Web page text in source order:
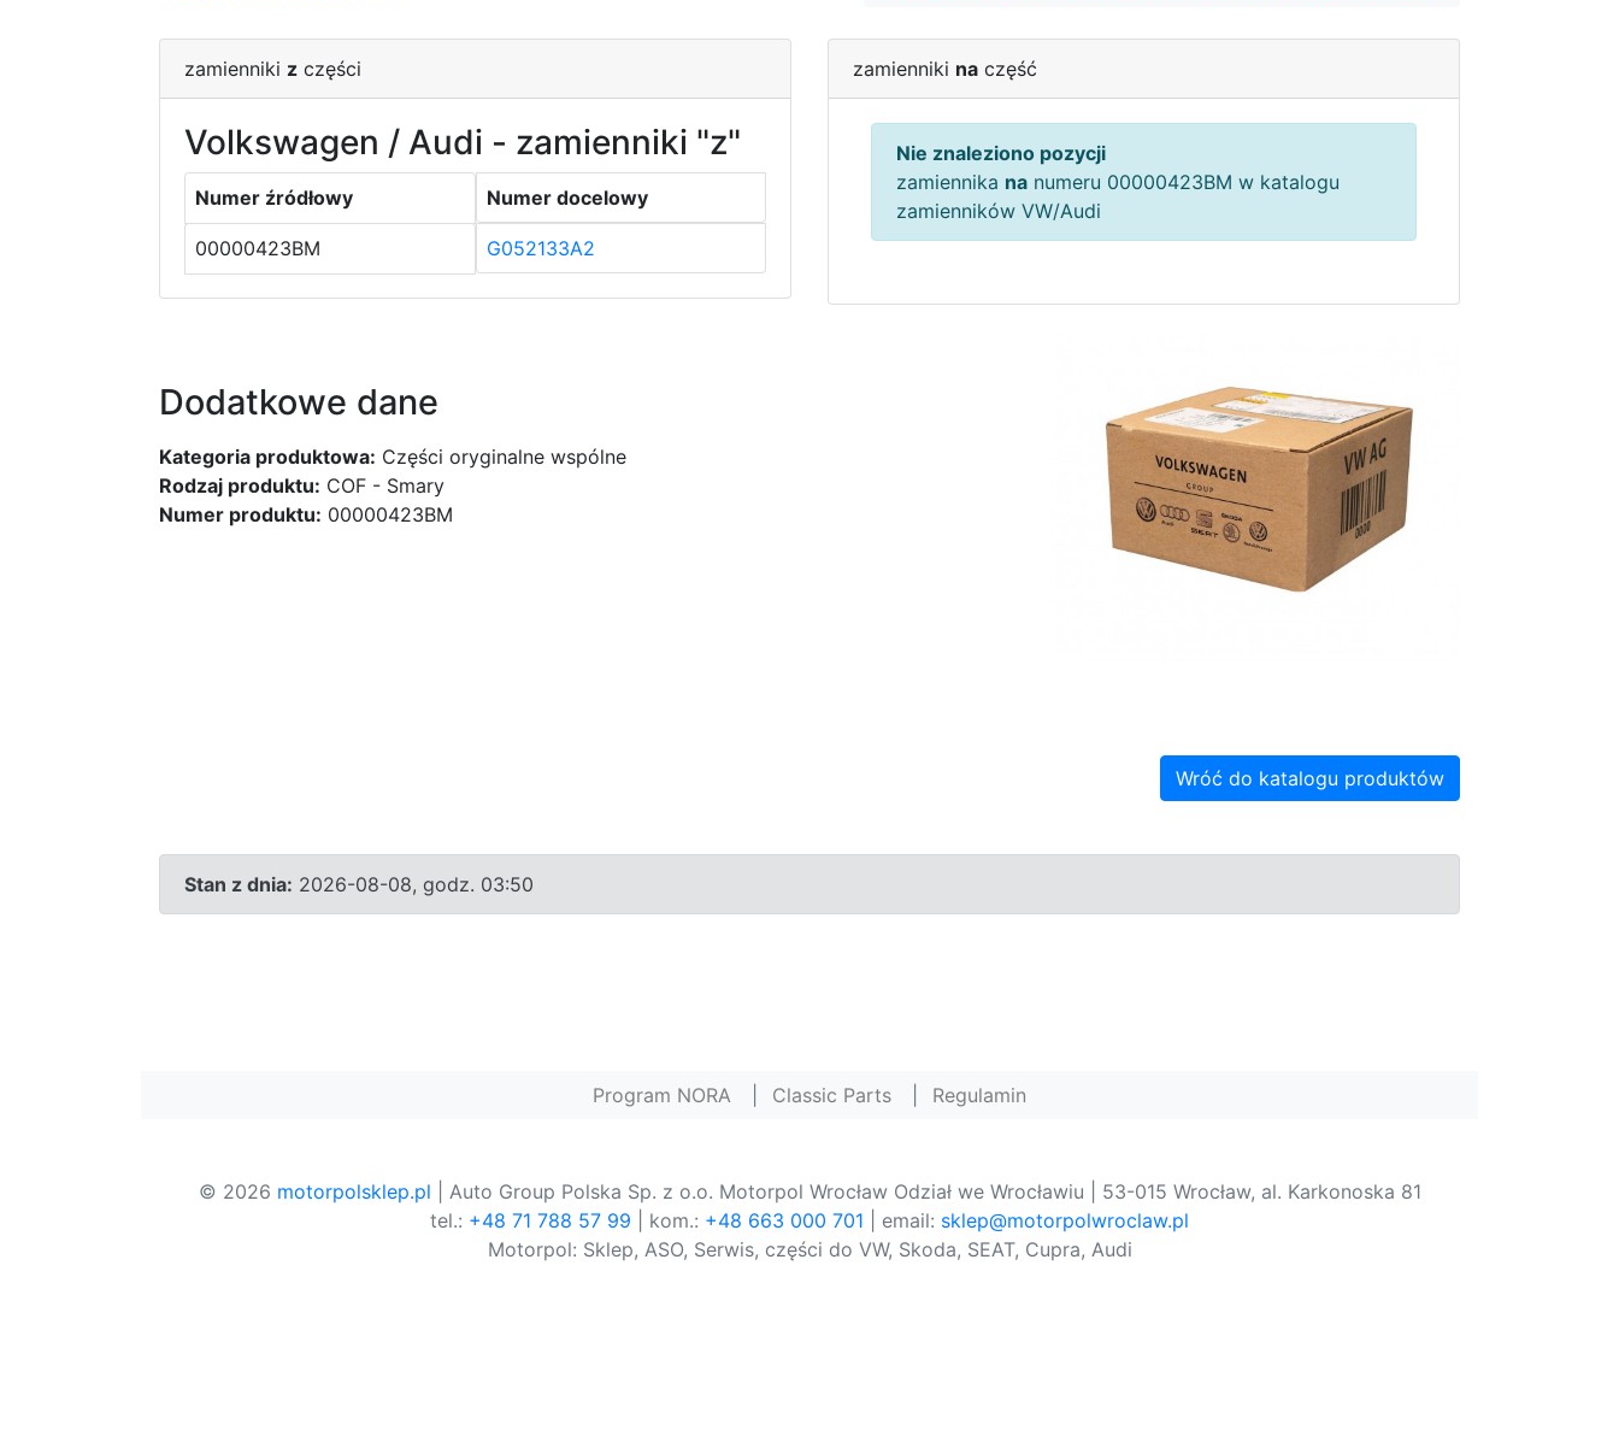
zamienniki z części
Volkswagen / Audi - zamienniki "z"
Numer źródłowy Numer docelowy
00000423BM G052133A2
zamienniki na część
Nie znaleziono pozycji
zamiennika na numeru 00000423BM w katalogu
zamienników VW/Audi
Dodatkowe dane
Kategoria produktowa: Części oryginalne wspólne
Rodzaj produktu: COF - Smary
Numer produktu: 00000423BM
Wróć do katalogu produktów
Stan z dnia: 2026-08-08, godz. 03:50
Program NORA Classic Parts Regulamin
© 2026 motorpolsklep.pl | Auto Group Polska Sp. z o.o. Motorpol Wrocław Odział we Wrocławiu | 53-015 Wrocław, al. Karkonoska 81
tel.: +48 71 788 57 99 | kom.: +48 663 000 701 | email: sklep@motorpolwroclaw.pl
Motorpol: Sklep, ASO, Serwis, części do VW, Skoda, SEAT, Cupra, Audi